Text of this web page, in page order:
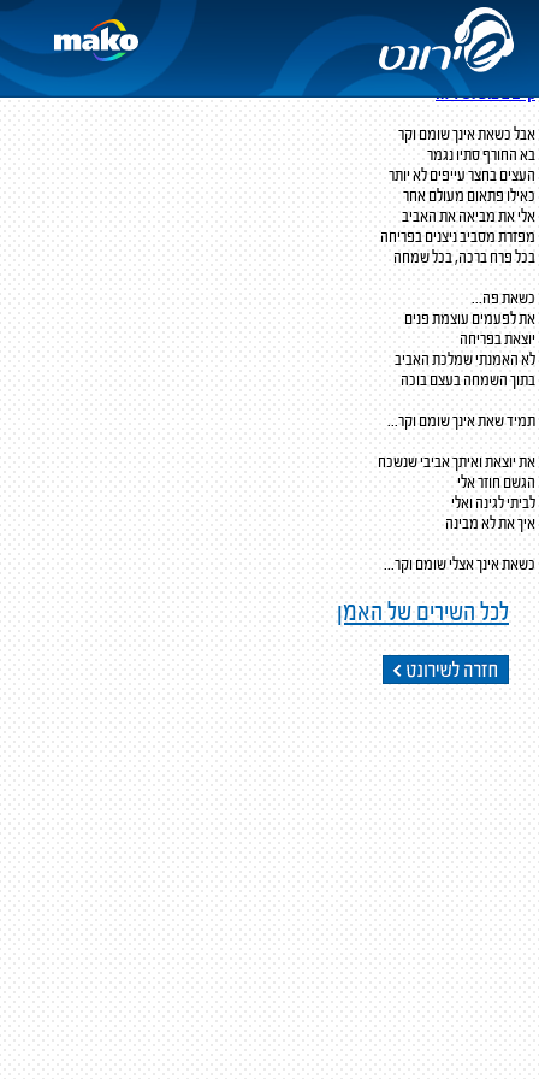
כשאת אינך
מילים ולחן:לא ידוע
ענת שרים
קיים ביצוע לשיר זה
אבל כשאת אינך שומם וקר
בא החורף סתיו נגמר
העצים בחצר עייפים לא יותר
כאילו פתאום מעולם אחר
אלי את מביאה את האביב
מפזרת מסביב ניצנים בפריחה
בכל פרח ברכה, בכל שמחה
כשאת פה...
את לפעמים עוצמת פנים
יוצאת בפריחה
לא האמנתי שמלכת האביב
בתוך השמחה בעצם בוכה
תמיד שאת אינך שומם וקר...
את יוצאת ואיתך אביבי שנשכח
הגשם חוזר אלי
לביתי לגינה ואלי
איך את לא מבינה
כשאת אינך אצלי שומם וקר...
לכל השירים של האמן